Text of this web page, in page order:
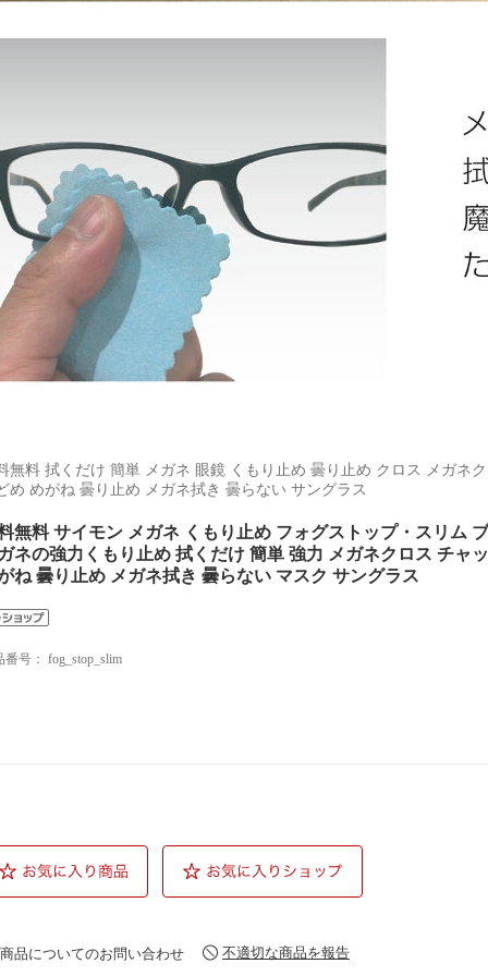
無料 拭くだけ 簡単 メガネ 眼鏡 くもり止め 曇り止め クロス メガネ
め めがね 曇り止め メガネ拭き 曇らない サングラス
無料 サイモン メガネ くもり止め フォグストップ・スリム
ネの強力くもり止め 拭くだけ 簡単 強力 メガネクロス チャ
ね 曇り止め メガネ拭き 曇らない マスク サングラス
番号： fog_stop_slim
商品についてのお問い合わせ 不適切な商品を報告